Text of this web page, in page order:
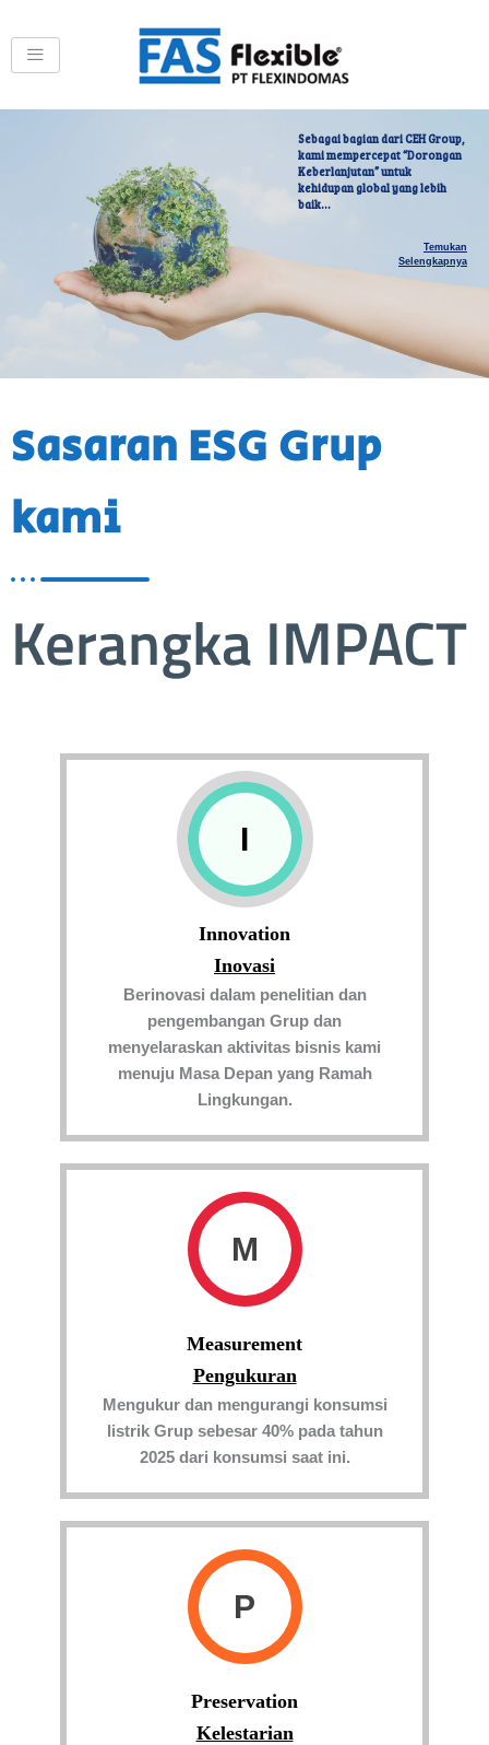
to
content
Sebagai bagian dari CEH Group,
kami mempercepat “Dorongan
Keberlanjutan” untuk
kehidupan global yang lebih
baik…
Temukan
Selengkapnya
Sasaran ESG Grup
kami
Kerangka IMPACT
I
Innovation
Inovasi
Berinovasi dalam penelitian dan
pengembangan Grup dan
menyelaraskan aktivitas bisnis kami
menuju Masa Depan yang Ramah
Lingkungan.
M
Measurement
Pengukuran
Mengukur dan mengurangi konsumsi
listrik Grup sebesar 40% pada tahun
2025 dari konsumsi saat ini.
P
Preservation
Kelestarian